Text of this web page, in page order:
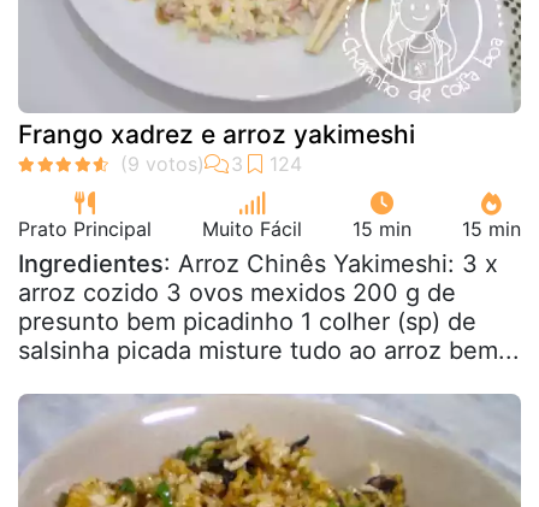
Frango xadrez e arroz yakimeshi
Prato Principal Muito Fácil 15 min 15 min
Ingredientes: Arroz Chinês Yakimeshi: 3 x
arroz cozido 3 ovos mexidos 200 g de
presunto bem picadinho 1 colher (sp) de
salsinha picada misture tudo ao arroz bem...